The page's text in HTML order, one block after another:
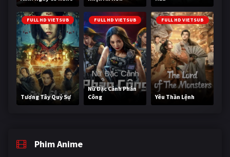
FULL HD VIETSUB
Tương Tây Quỷ Sự
FULL HD VIETSUB
Nữ Đặc Cảnh Phản
Công
FULL HD VIETSUB
Yêu Thần Lệnh
Phim Anime